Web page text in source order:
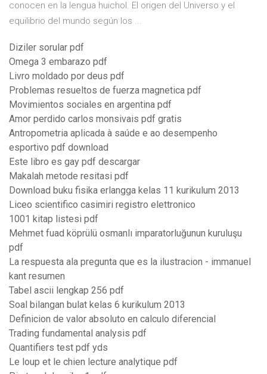
conocen en la lengua huichol. El origen del Universo y el
equilibrio del mundo según los ...
Diziler sorular pdf
Omega 3 embarazo pdf
Livro moldado por deus pdf
Problemas resueltos de fuerza magnetica pdf
Movimientos sociales en argentina pdf
Amor perdido carlos monsivais pdf gratis
Antropometria aplicada à saúde e ao desempenho
esportivo pdf download
Este libro es gay pdf descargar
Makalah metode resitasi pdf
Download buku fisika erlangga kelas 11 kurikulum 2013
Liceo scientifico casimiri registro elettronico
1001 kitap listesi pdf
Mehmet fuad köprülü osmanlı imparatorluğunun kuruluşu
pdf
La respuesta ala pregunta que es la ilustracion - immanuel
kant resumen
Tabel ascii lengkap 256 pdf
Soal bilangan bulat kelas 6 kurikulum 2013
Definicion de valor absoluto en calculo diferencial
Trading fundamental analysis pdf
Quantifiers test pdf yds
Le loup et le chien lecture analytique pdf